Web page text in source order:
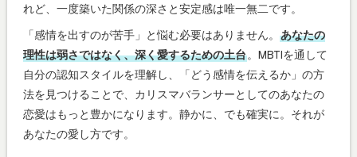
れど、一度築いた関係の深さと安定感は唯一無二です。
「感情を出すのが苦手」と悩む必要はありません。 あなたの
理性は弱さではなく、深く愛するための土台。MBTIを通して
自分の認知スタイルを理解し、「どう感情を伝えるか」の方
法を見つけることで、カリスマバランサーとしてのあなたの
恋愛はもっと豊かになります。静かに、でも確実に。それが
あなたの愛し方です。